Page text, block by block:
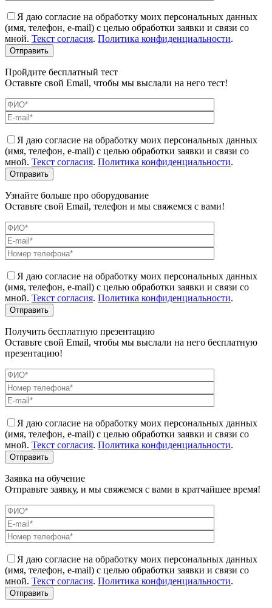
Я даю согласие на обработку моих персональных данных
(имя, телефон, e-mail) с целью обработки заявки и связи со
мной. Текст согласия. Политика конфиденциальности.
Пройдите бесплатный тест
Оставьте свой Email, чтобы мы выслали на него тест!
Я даю согласие на обработку моих персональных данных
(имя, телефон, e-mail) с целью обработки заявки и связи со
мной. Текст согласия. Политика конфиденциальности.
Узнайте больше про оборудование
Оставьте свой Email, телефон и мы свяжемся с вами!
Я даю согласие на обработку моих персональных данных
(имя, телефон, e-mail) с целью обработки заявки и связи со
мной. Текст согласия. Политика конфиденциальности.
Получить бесплатную презентацию
Оставьте свой Email, чтобы мы выслали на него бесплатную
презентацию!
Я даю согласие на обработку моих персональных данных
(имя, телефон, e-mail) с целью обработки заявки и связи со
мной. Текст согласия. Политика конфиденциальности.
Заявка на обучение
Отправьте заявку, и мы свяжемся с вами в кратчайшее время!
Я даю согласие на обработку моих персональных данных
(имя, телефон, e-mail) с целью обработки заявки и связи со
мной. Текст согласия. Политика конфиденциальности.